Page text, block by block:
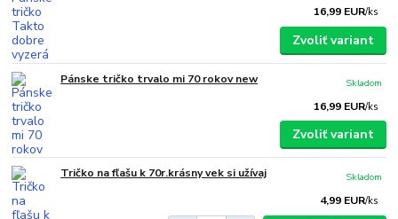
16,99 EUR/ks
Zvoliť variant
Pánske tričko trvalo mi 70 rokov new
16,99 EUR/ks
Skladom
Zvoliť variant
Tričko na fľašu k 70r.krásny vek si užívaj
4,99 EUR/ks
Skladom